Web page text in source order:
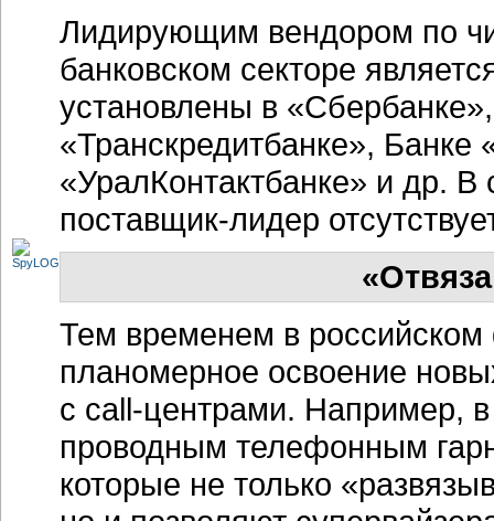
Лидирующим вендором по
банковском секторе
установлены в
«Транскредитбанке»,
«УралКонтактбанке» и др.
поставщик-лидер
Тем временем в
планомерное освоение
с call-центрами. Например,
проводным телефонным
которые не только